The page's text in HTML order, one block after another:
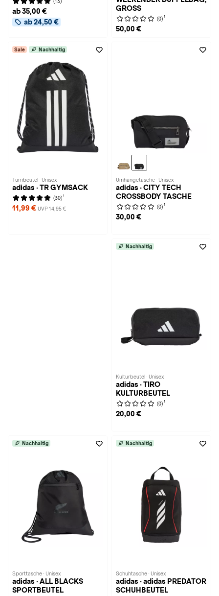
ab 35,00 €
ab 24,50 €
GROSS
(0) 1
50,00 €
Sale Nachhaltig
Turnbeutel · Unisex
adidas · TR GYMSACK
(30) 1
11,99 € UVP 14,95 €
Umhängetasche · Unisex
adidas · CITY TECH
CROSSBODY TASCHE
(0) 1
30,00 €
Nachhaltig
Kulturbeutel · Unisex
adidas · TIRO
KULTURBEUTEL
(0) 1
20,00 €
Nachhaltig
Sporttasche · Unisex
adidas · ALL BLACKS
SPORTBEUTEL
Nachhaltig
Schuhtasche · Unisex
adidas · adidas PREDATOR
SCHUHBEUTEL